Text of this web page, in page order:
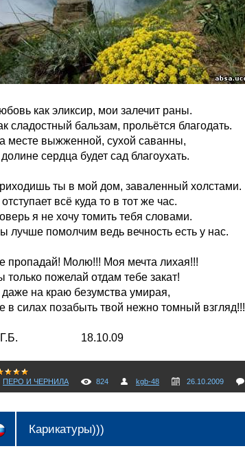
как эликсир, мои залечит раны.
сладостный бальзам, прольётся благодать.
месте выжженной, сухой саванны,
сердца будет сад благоухать.
ты в мой дом, заваленный холстами.
всё куда то в тот же час.
я не хочу томить тебя словами.
лучше помолчим ведь вечность есть у нас.
пропадай! Молю!!! Моя мечта лихая!!!
только пожелай отдам тебе закат!
на краю безумства умирая,
в силах позабыть твой нежно томный взгляд!!!
18.10.09
ПЕРО И ЧЕРНИЛА 824 kgb-48 26.10.2009
Карикатуры)))